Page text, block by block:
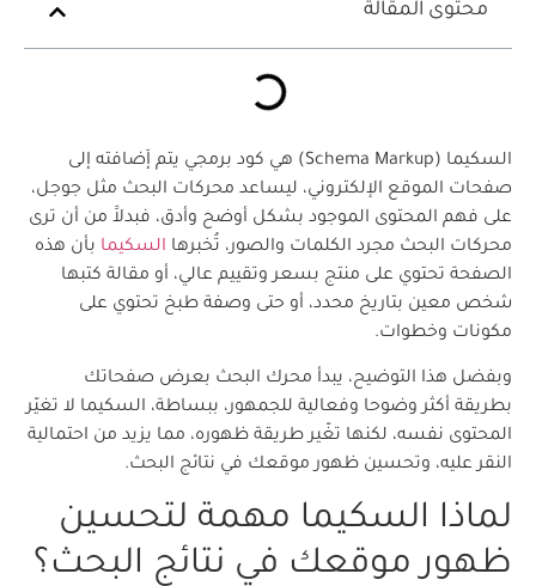
محتوى المقالة
السكيما (Schema Markup) هي كود برمجي يتم إَضافته إلى
صفحات الموقع الإلكتروني، ليساعد محركات البحث مثل جوجل،
على فهم المحتوى الموجود بشكل أوضح وأدق، فبدلاََ من أن ترى
محركات البحث مجرد الكلمات والصور، تُخبرها السكيما بأن هذه
الصفحة تحتوي على منتج بسعر وتقييم عالي، أو مقالة كتبها
شخص معين بتاريخ محدد، أو حتى وصفة طبخ تحتوي على
مكونات وخطوات.
وبفضل هذا التوضيح، يبدأ محرك البحث بعرض صفحاتك
بطريقة أكثر وضوحا وفعالية للجمهور، ببساطة، السكيما لا تغيّر
المحتوى نفسه، لكنها تغّير طريقة ظهوره، مما يزيد من احتمالية
النقر عليه، وتحسين ظهور موقعك في نتائج البحث.
لماذا السكيما مهمة لتحسين
ظهور موقعك في نتائج البحث؟